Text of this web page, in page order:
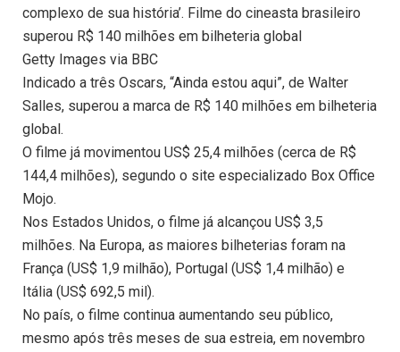
complexo de sua história’. Filme do cineasta brasileiro
superou R$ 140 milhões em bilheteria global
Getty Images via BBC
Indicado a três Oscars, “Ainda estou aqui”, de Walter
Salles, superou a marca de R$ 140 milhões em bilheteria
global.
O filme já movimentou US$ 25,4 milhões (cerca de R$
144,4 milhões), segundo o site especializado Box Office
Mojo.
Nos Estados Unidos, o filme já alcançou US$ 3,5
milhões. Na Europa, as maiores bilheterias foram na
França (US$ 1,9 milhão), Portugal (US$ 1,4 milhão) e
Itália (US$ 692,5 mil).
No país, o filme continua aumentando seu público,
mesmo após três meses de sua estreia, em novembro